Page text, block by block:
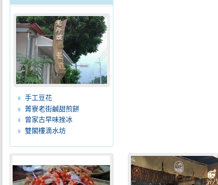
手工豆花
菁寮老街鹹甜煎餅
曾家古早味挫冰
雙閣樓滴水坊